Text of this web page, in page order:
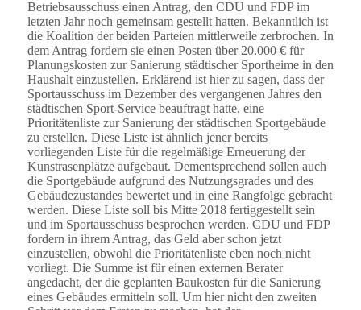
Betriebsausschuss einen Antrag, den CDU und FDP im
letzten Jahr noch gemeinsam gestellt hatten. Bekanntlich ist
die Koalition der beiden Parteien mittlerweile zerbrochen. In
dem Antrag fordern sie einen Posten über 20.000 € für
Planungskosten zur Sanierung städtischer Sportheime in den
Haushalt einzustellen. Erklärend ist hier zu sagen, dass der
Sportausschuss im Dezember des vergangenen Jahres den
städtischen Sport-Service beauftragt hatte, eine
Prioritätenliste zur Sanierung der städtischen Sportgebäude
zu erstellen. Diese Liste ist ähnlich jener bereits
vorliegenden Liste für die regelmäßige Erneuerung der
Kunstrasenplätze aufgebaut. Dementsprechend sollen auch
die Sportgebäude aufgrund des Nutzungsgrades und des
Gebäudezustandes bewertet und in eine Rangfolge gebracht
werden. Diese Liste soll bis Mitte 2018 fertiggestellt sein
und im Sportausschuss besprochen werden. CDU und FDP
fordern in ihrem Antrag, das Geld aber schon jetzt
einzustellen, obwohl die Prioritätenliste eben noch nicht
vorliegt. Die Summe ist für einen externen Berater
angedacht, der die geplanten Baukosten für die Sanierung
eines Gebäudes ermitteln soll. Um hier nicht den zweiten